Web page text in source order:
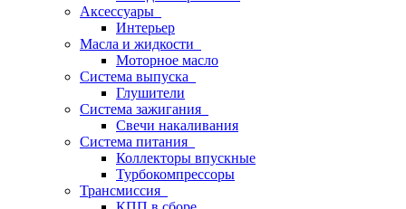
Аксессуары
Интерьер
Масла и жидкости
Моторное масло
Система выпуска
Глушители
Система зажигания
Свечи накаливания
Система питания
Коллекторы впускные
Турбокомпрессоры
Трансмиссия